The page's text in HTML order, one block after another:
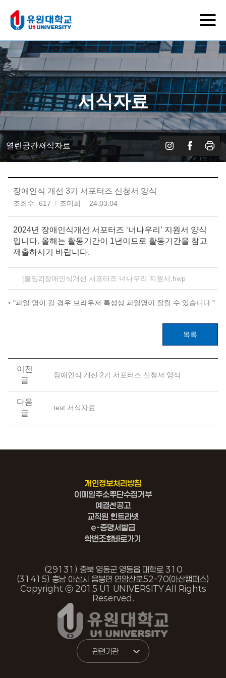
서식자료
열린공간서식자료
장애인식 개선 3기 서포터즈 신청서 양식
조회수 617 조미희 24.03.04
2024년 장애인식개선 서포터즈 ‘너나우리’ 지원서 양식
입니다. 올해는 활동기간이 1년이므로 활동기간을 참고
제출하시기 바랍니다.
[붙임2]장애인식개선 서포터즈 너나우리 지원서.hwp
"파일 명이 길 경우 브라우저 특성상 파일명이 잘릴 수 있습니다."
목록
이전
글
장애인식 개선 2기 서포터즈 신청서 양식
다음
글
test 서식자료
개인정보처리방침
이메일주소무단수집거부
예결산공고
교직원 인트라넷
e-증명서발급
학번조회바로가기
(29131) 충북 영동군 영동읍 대학로 310
(31415) 충남 아산시 음봉면 연암산로52-70(아산캠퍼스)
Copyright ⓒ 2015 U1 UNIVERSITY All Rights
Reserved.
관련기관